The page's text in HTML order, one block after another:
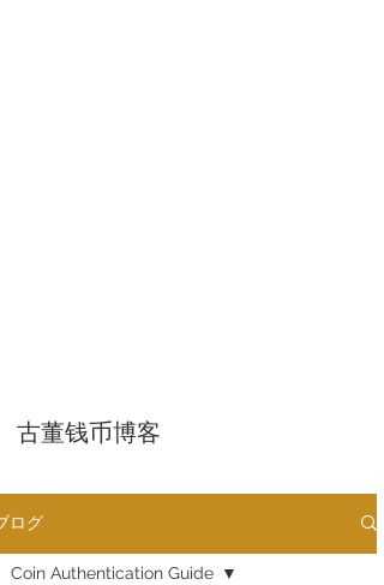
古董钱币博客
ログ
Coin Authentication Guide